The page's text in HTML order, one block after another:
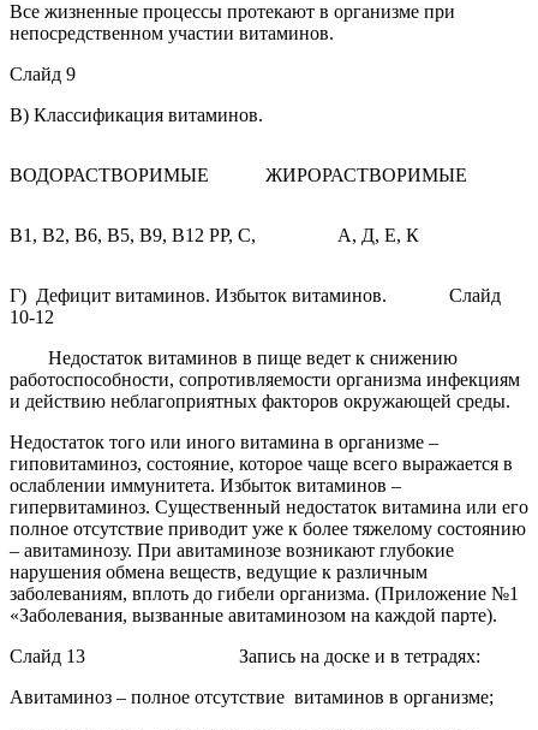
Все жизненные процессы протекают в организме при
непосредственном участии витаминов.
Слайд 9
В) Классификация витаминов.
ВОДОРАСТВОРИМЫЕ ЖИРОРАСТВОРИМЫЕ
В1 , В2, В6, В5, В9, В12 РР, С, А, Д, Е, К
Г) Дефицит витаминов. Избыток витаминов. Слайд
10-12
Недостаток витаминов в пище ведет к снижению
работоспособности, сопротивляемости организма инфекциям
и действию неблагоприятных факторов окружающей среды.
Недостаток того или иного витамина в организме –
гиповитаминоз, состояние, которое чаще всего выражается в
ослаблении иммунитета. Избыток витаминов –
гипервитаминоз. Существенный недостаток витамина или его
полное отсутствие приводит уже к более тяжелому состоянию
– авитаминозу. При авитаминозе возникают глубокие
нарушения обмена веществ, ведущие к различным
заболеваниям, вплоть до гибели организма. (Приложение №1
«Заболевания, вызванные авитаминозом на каждой парте).
Слайд 13 Запись на доске и в тетрадях:
Авитаминоз – полное отсутствие витаминов в организме;